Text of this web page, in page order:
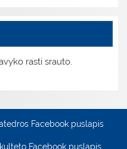
rasti srauto.
Facebook puslapis
Facebook puslapis